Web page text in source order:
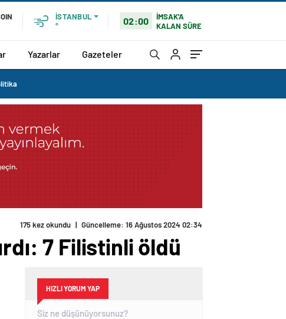
İSTANBUL
°
02:00
İMSAK'A
KALAN SÜRE
Yazarlar Gazeteler
175 kez okundu | Güncelleme: 16 Ağustos 2024 02:34
7 Filistinli öldü
HIZLI YORUM YAP